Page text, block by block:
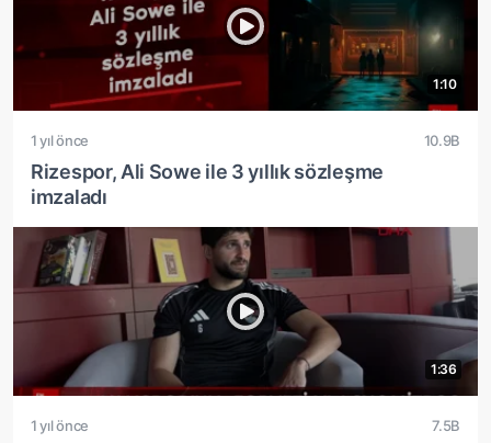
1:10
1 yıl önce 10.9B
Rizespor, Ali Sowe ile 3 yıllık sözleşme
imzaladı
1:36
1 yıl önce 7.5B